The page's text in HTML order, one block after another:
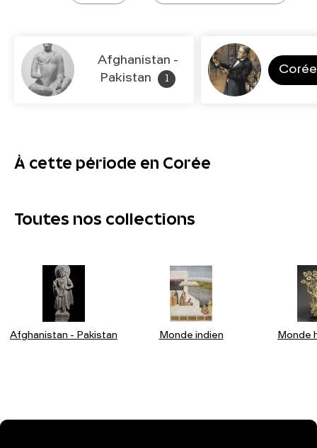
Afghanistan -
Pakistan
À cette période en Corée
Toutes nos collections
Afghanistan - Pakistan Monde indien Monde